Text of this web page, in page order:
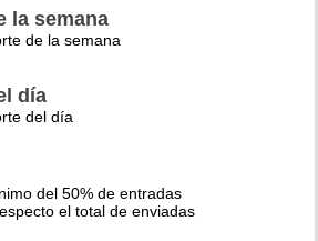
la semana
de la semana
día
del día
del 50% de entradas
el total de enviadas